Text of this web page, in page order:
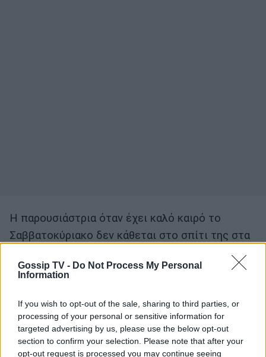
Gossip TV - Do Not Process My Personal
Information
If you wish to opt-out of the sale, sharing to third parties, or
processing of your personal or sensitive information for
targeted advertising by us, please use the below opt-out
section to confirm your selection. Please note that after your
opt-out request is processed you may continue seeing
Η παρουσιάστρια όταν έχει καλό καιρό το
Σαββατοκύριακο δεν κάθεται στο σπίτι της στα
παράδεισό της στην Άνδρο. Η Ελένη επειδή
άσχημο καιρό, ήθελε να μάθει πως θα είναι ο
καιρός. Η παρουσιάστρια δεν δίστασε να πει
στον αέρα της εκπομπής της: «Θα πάρω